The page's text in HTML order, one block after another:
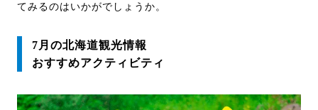
てみるのはいかがでしょうか。
7月の北海道観光情報
おすすめアクティビティ